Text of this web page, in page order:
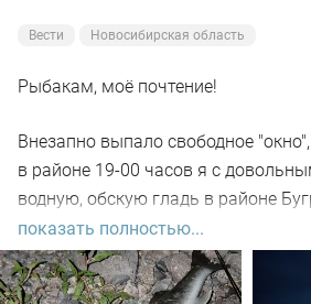
Вести Новосибирская область
Рыбакам, моё почтение!
Внезапно выпало свободное
в районе 19-00 часов я с
водную, обскую гладь в районе
правый берег).
Отдыхающего люда просто тьма, и
показать полностью...